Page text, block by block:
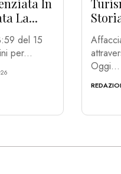
In
La...
del 15
per...
Oggi...